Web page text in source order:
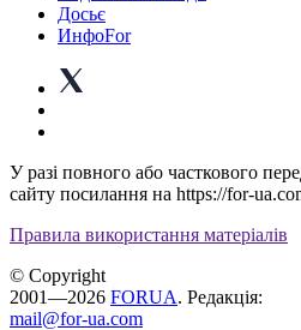
Досьє
ИнфоFor
У разі повного або часткового
сайту посилання на https://for-
Правила використання матеріалів
© Copyright
2001—2026 FORUA. Редакція:
mail@for-ua.com